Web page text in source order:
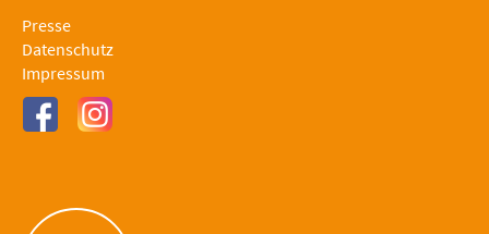
Presse
Datenschutz
Impressum